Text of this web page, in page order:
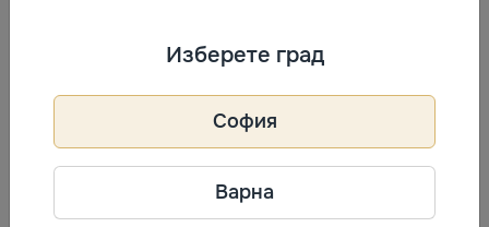
Може да съдържа следи от: СОЯ, ЯЙЦА, СУСАМ.
Съхранение
месеца от датата на производство.
Изберете град
София
Варна